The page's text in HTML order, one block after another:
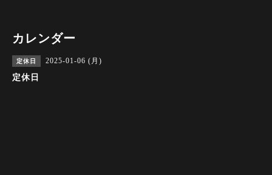
カレンダー
定休日 2025-01-06 (月)
定休日